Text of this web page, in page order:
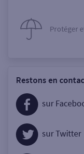
Protéger
Restons en
sur
sur Twitter